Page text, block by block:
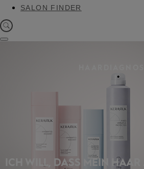
SALON FINDER
ICH WILL, DASS MEIN HAAR …